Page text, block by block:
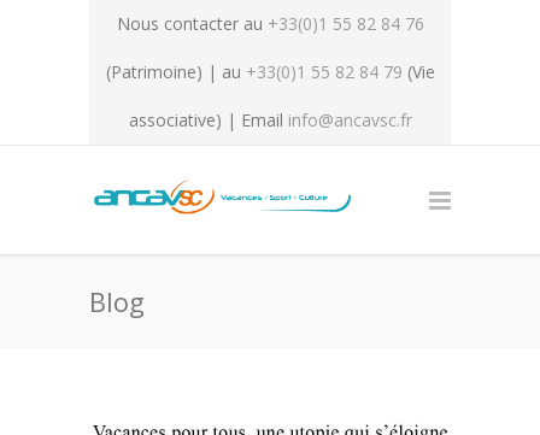
Nous contacter au +33(0)1 55 82 84 76
(Patrimoine) | au +33(0)1 55 82 84 79 (Vie
associative) | Email info@ancavsc.fr
Blog